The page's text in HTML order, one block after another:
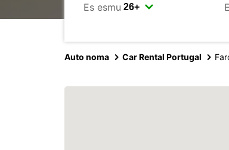
Es esmu
Auto noma Car Rental Portugal